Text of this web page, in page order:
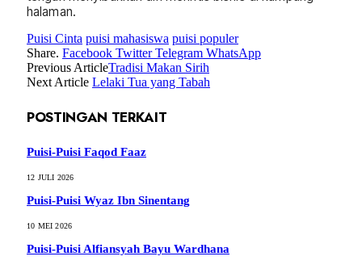
halaman.
Puisi Cinta puisi mahasiswa puisi populer
Share. Facebook Twitter Telegram WhatsApp
Previous ArticleTradisi Makan Sirih
Next Article Lelaki Tua yang Tabah
POSTINGAN TERKAIT
Puisi-Puisi Faqod Faaz
12 JULI 2026
Puisi-Puisi Wyaz Ibn Sinentang
10 MEI 2026
Puisi-Puisi Alfiansyah Bayu Wardhana